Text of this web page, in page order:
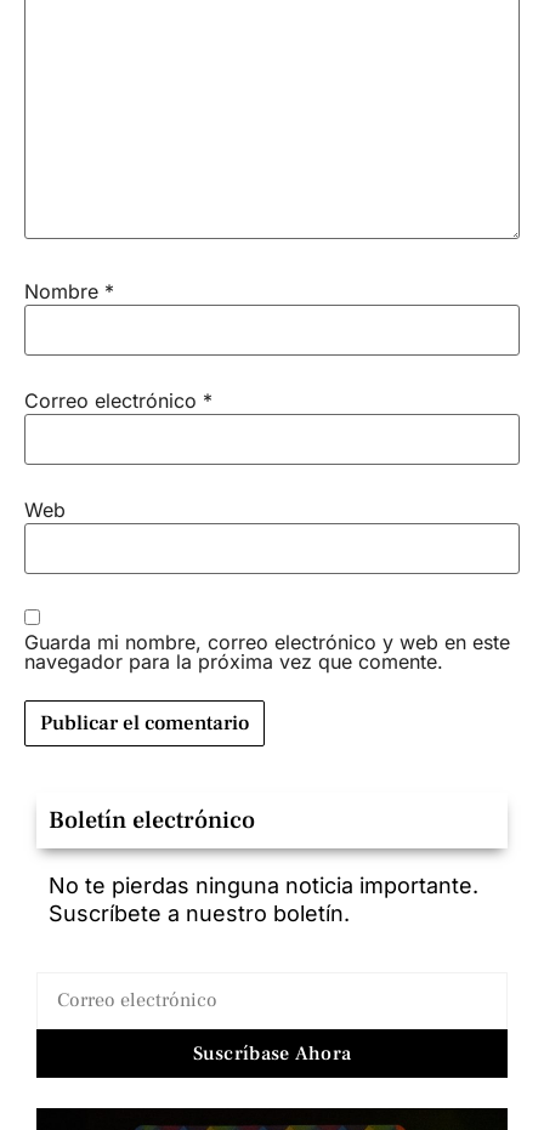
Nombre *
Correo electrónico *
Web
Guarda mi nombre, correo electrónico y web en este
navegador para la próxima vez que comente.
Boletín electrónico
No te pierdas ninguna noticia importante.
Suscríbete a nuestro boletín.
Suscríbase Ahora